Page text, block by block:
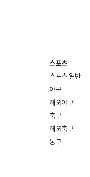
스포츠
스포츠 일반
야구
해외야구
축구
해외축구
농구